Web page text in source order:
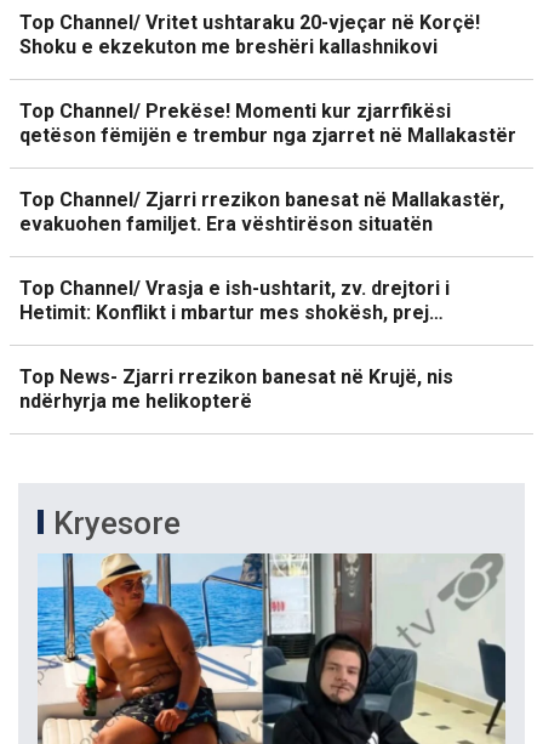
Top Channel/ Vritet ushtaraku 20-vjeçar në Korçë!
Shoku e ekzekuton me breshëri kallashnikovi
Top Channel/ Prekëse! Momenti kur zjarrfikësi
qetëson fëmijën e trembur nga zjarret në Mallakastër
Top Channel/ Zjarri rrezikon banesat në Mallakastër,
evakuohen familjet. Era vështirëson situatën
Top Channel/ Vrasja e ish-ushtarit, zv. drejtori i
Hetimit: Konflikt i mbartur mes shokësh, prej…
Top News- Zjarri rrezikon banesat në Krujë, nis
ndërhyrja me helikopterë
Kryesore